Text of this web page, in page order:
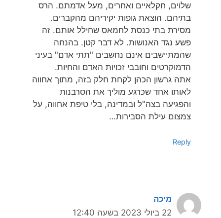
שלוים, חקלאיים ואחרים, מעל אדמתם. הרס
בתיהם. הוצאת גופות יקיריהם מהקברים.
מסירת בתי כנסת לחמאס שחילל אותם. זה
פשע נגד האנושות. לא דבר קטן. בהנחה
שהמתיישבים אינם נחשבים "תתי אדם" בעיני
הדמוקרטים וחובבי זכויות האדם והחיות.
אתה גרשון הכהן לקחת חלק בזה, מתוך אחווה
לאותו אחד שכרגע מוליך את הסרבנות
והפגיעה בצה"ל ובמדינה, בלי טיפת אחווה, על
צמצום עילת הסבירות…
Reply
מיכה
22 ביולי 2023 בשעה 12:40